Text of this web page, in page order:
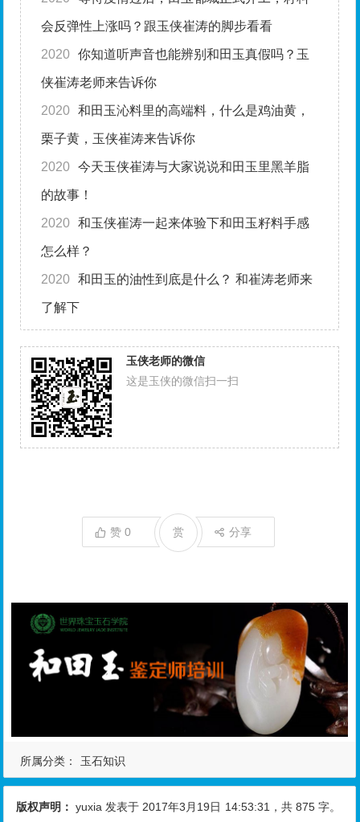
会反弹性上涨吗？跟玉侠崔涛的脚步看看
2020 你知道听声音也能辨别和田玉真假吗？玉
侠崔涛老师来告诉你
2020 和田玉沁料里的高端料，什么是鸡油黄，
栗子黄，玉侠崔涛来告诉你
2020 今天玉侠崔涛与大家说说和田玉里黑羊脂
的故事！
2020 和玉侠崔涛一起来体验下和田玉籽料手感
怎么样？
2020 和田玉的油性到底是什么？ 和崔涛老师来
了解下
玉侠老师的微信
这是玉侠的微信扫一扫
赞0 分享
赏
所属分类： 玉石知识
版权声明： yuxia 发表于 2017年3月19日 14:53:31 ，共 875 字。